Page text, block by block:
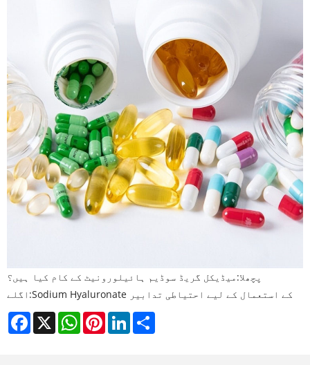
پچھلا:میڈیکل گریڈ سوڈیم ہائیلورونیٹ کے کام کیا ہیں؟
اگلے:
Sodium Hyaluronate کے استعمال کے لیے احتیاطی تدابیر
Facebook
X WhatsAppPinterestLinkedIn